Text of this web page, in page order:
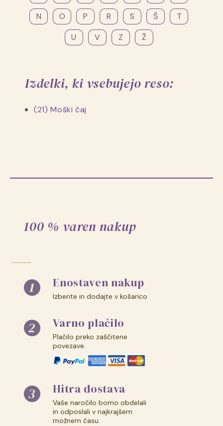
N
O P R S Š
T
U
V Z Ž
Izdelki, ki vsebujejo reso:
(21) Moški čaj
100 % varen nakup
Enostaven nakup
Izberite in dodajte v košarico
Varno plačilo
Plačilo preko zaščitene
povezave.
Hitra dostava
Vaše naročilo bomo obdelali
in odposlali v najkrajšem
možnem času.